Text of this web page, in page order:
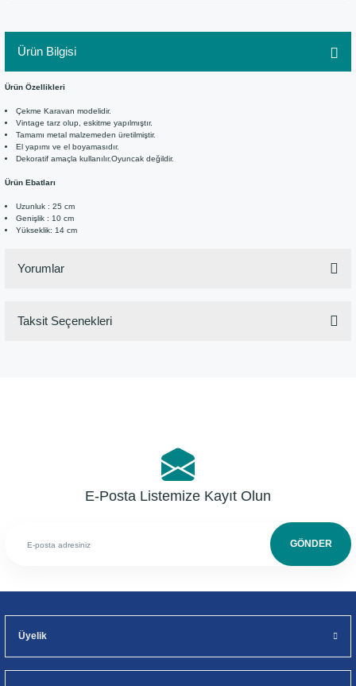
Ürün Bilgisi
Ürün Özellikleri
Çekme Karavan modelidir.
Vintage tarz olup, eskitme yapılmıştır.
Tamamı metal malzemeden üretilmiştir.
El yapımı ve el boyamasıdır.
Dekoratif amaçla kullanılır.Oyuncak değildir.
Ürün Ebatları
Uzunluk : 25 cm
Genişlik : 10 cm
Yükseklik: 14 cm
Yorumlar
Taksit Seçenekleri
E-Posta Listemize Kayıt Olun
GÖNDER
Üyelik